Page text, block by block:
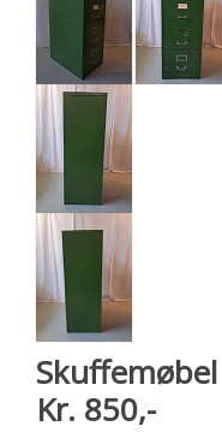
Skuffemøbel
Kr. 850,-